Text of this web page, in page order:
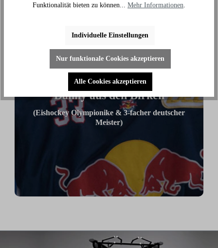
Danny aus den Birken
(Eishockey Olympionike & 3-facher deutscher
Meister)
"Ich benutze das Bike jeden Tag und es hilft mir
außerhalb des Eises an meiner Fitness zu arbeiten."
Funktionalität bieten zu können... Mehr Informationen.
Individuelle Einstellungen
Nur funktionale Cookies akzeptieren
Alle Cookies akzeptieren